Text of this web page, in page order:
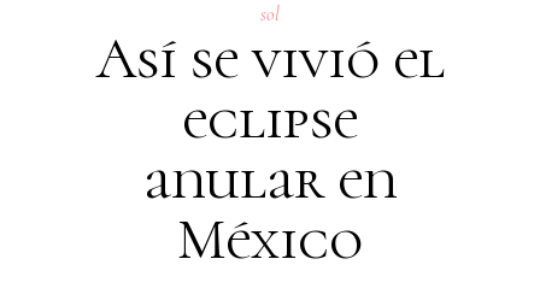
sol
Así se vivió el
eclipse
anular en
México